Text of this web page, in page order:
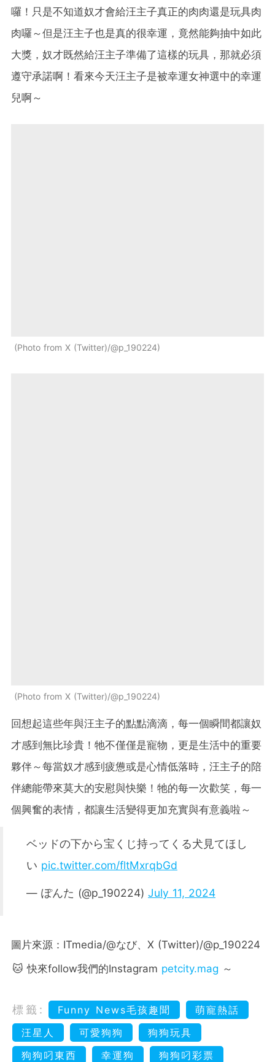
囉！只是不知道奴才會給汪主子真正的肉肉還是玩具肉
肉囉～但是汪主子也是真的很幸運，竟然能夠抽中如此
大獎，奴才既然給汪主子準備了這樣的玩具，那就必須
遵守承諾啊！看來今天汪主子是被幸運女神選中的幸運
兒啊～
Photo from X (Twitter)/@p_190224
Photo from X (Twitter)/@p_190224
回想起這些年與汪主子的點點滴滴，每一個瞬間都讓奴
才感到無比珍貴！牠不僅僅是寵物，更是生活中的重要
夥伴～每當奴才感到疲憊或是心情低落時，汪主子的陪
伴總能帶來莫大的安慰與快樂！牠的每一次歡笑，每一
個興奮的表情，都讓生活變得更加充實與有意義啦～
ベッドの下から宝くじ持ってくる犬見てほし
い pic.twitter.com/fltMxrqbGd
— ぽんた (@p_190224) July 11, 2024
圖片來源：ITmedia/@なび、X (Twitter)/@p_190224
🐱 快來follow我們的Instagram petcity.mag ～
標籤: Funny News毛孩趣聞
萌寵熱話
汪星人
可愛狗狗
狗狗玩具
狗狗叼東西
幸運狗 狗狗叼彩票